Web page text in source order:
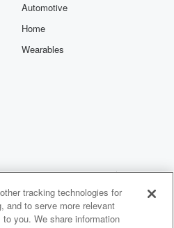
Automotive
Home
Wearables
Privacy Choices
tracking technologies for
and to serve more relevant
you. We share information